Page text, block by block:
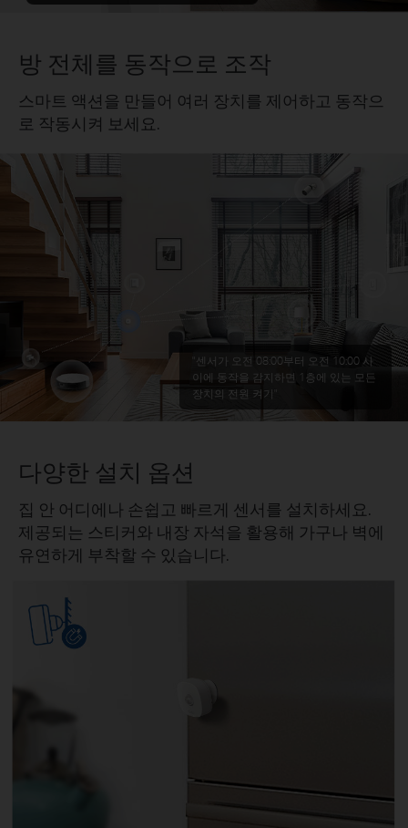
방 전체를 동작으로 조작
스마트 액션을 만들어 여러 장치를 제어하고 동작으
로 작동시켜 보세요.
"센서가 오전 08:00부터 오전 10:00 사
이에 동작을 감지하면 1층에 있는 모든
장치의 전원 켜기"
다양한 설치 옵션
집 안 어디에나 손쉽고 빠르게 센서를 설치하세요.
제공되는 스티커와 내장 자석을 활용해 가구나 벽에
유연하게 부착할 수 있습니다.